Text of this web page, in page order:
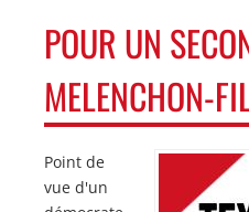
de
l'utilisateur
PRINCIPALE
POUR UN
MELENCHON-
Point de
vue d'un